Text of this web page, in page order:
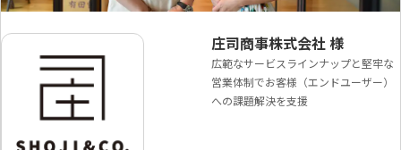
庄司商事株式会社 様
広範なサービスラインナップと堅牢な
営業体制でお客様（エンドユーザー）
への課題解決を支援